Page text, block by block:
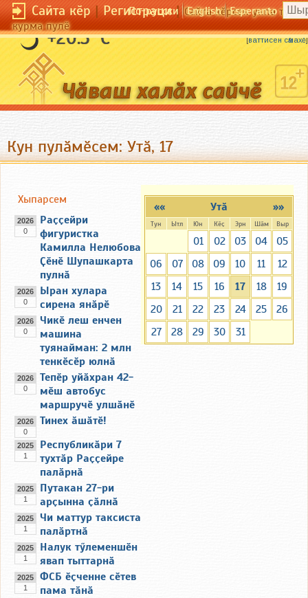
Сайта кӗр|Регистраци|Сайта кӗрсен унпа
курма пулӗ
По-русски English Esperanto
+20.3 °C Пушӑ пучах каҫӑр пулать.
[ваттисен сӑмахӗ]
Кун пулӑмӗсем: Утӑ, 17
»»
«« Утӑ
Тун Ытл Юн Кӗҫ Эрн Шӑм Выр
01 02 03 04
05
06
07 08 09 10 11
12
13
14 15 16 17 18
19
20
21 22 23 24 25
26
27
28 29 30 31
Хыпарсем
2026
0
Раҫҫейри
фигуристка
Камилла Нелюбова
Ҫӗнӗ Шупашкарта
пулнӑ
2026
0
Ыран хулара
сирена янӑрӗ
2026
0
Чикӗ леш енчен
машина
туянайман: 2 млн
тенкӗсӗр юлнӑ
2026
0
Тепӗр уйӑхран 42-
мӗш автобус
маршручӗ улшӑнӗ
2026
0
Тинех ӑшӑтӗ!
2025
1
Республикӑри 7
тухтӑр Раҫҫейре
палӑрнӑ
2025
1
Путакан 27-ри
арҫынна ҫӑлнӑ
2025
1
Чи маттур таксиста
палӑртнӑ
2025
1
Налук тӳлеменшӗн
явап тыттарнӑ
2025
1
ФСБ ӗҫченне сӗтев
пама тӑнӑ